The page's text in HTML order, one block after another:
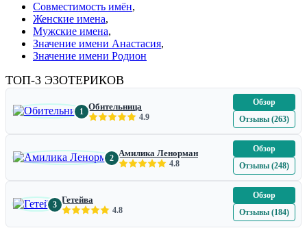
Совместимость имён,
Женские имена,
Мужские имена,
Значение имени Анастасия,
Значение имени Родион
ТОП-3 ЭЗОТЕРИКОВ
1 Обительница
4.9
Обзор
Отзывы (263)
2 Амилика Ленорман
4.8
Обзор
Отзывы (248)
3 Гетейва
4.8
Обзор
Отзывы (184)